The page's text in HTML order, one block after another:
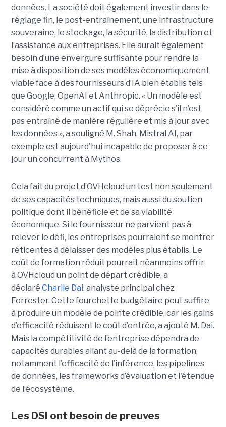
données. La société doit également investir dans le
réglage fin, le post-entraînement, une infrastructure
souveraine, le stockage, la sécurité, la distribution et
l’assistance aux entreprises. Elle aurait également
besoin d’une envergure suffisante pour rendre la
mise à disposition de ses modèles économiquement
viable face à des fournisseurs d’IA bien établis tels
que Google, OpenAI et Anthropic. « Un modèle est
considéré comme un actif qui se déprécie s’il n’est
pas entraîné de manière régulière et mis à jour avec
les données », a souligné M. Shah. Mistral AI, par
exemple est aujourd'hui incapable de proposer à ce
jour un concurrent à Mythos.
Cela fait du projet d’OVHcloud un test non seulement
de ses capacités techniques, mais aussi du soutien
politique dont il bénéficie et de sa viabilité
économique. Si le fournisseur ne parvient pas à
relever le défi, les entreprises pourraient se montrer
réticentes à délaisser des modèles plus établis. Le
coût de formation réduit pourrait néanmoins offrir
à OVHcloud un point de départ crédible, a
déclaré Charlie Dai, analyste principal chez
Forrester. Cette fourchette budgétaire peut suffire
à produire un modèle de pointe crédible, car les gains
d’efficacité réduisent le coût d’entrée, a ajouté M. Dai.
Mais la compétitivité de l’entreprise dépendra de
capacités durables allant au-delà de la formation,
notamment l’efficacité de l’inférence, les pipelines
de données, les frameworks d’évaluation et l'étendue
de l’écosystème.
Les DSI ont besoin de preuves